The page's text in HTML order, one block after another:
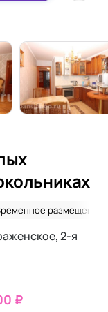
размещение
2-я
₽